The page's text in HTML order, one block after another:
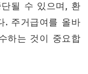
될 수 있으며, 환
. 주거급여를 올바
하는 것이 중요합